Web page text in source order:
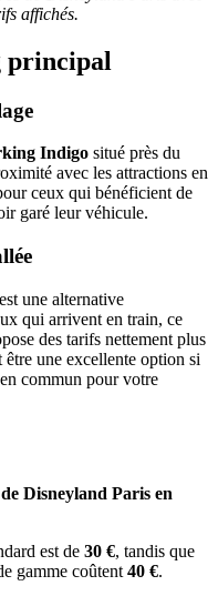
affichés.
principal
Indigo situé près du
avec les attractions en
ceux qui bénéficient de
garé leur véhicule.
une alternative
qui arrivent en train, ce
des tarifs nettement plus
une excellente option si
commun pour votre
Disneyland Paris en
est de 30 €, tandis que
gamme coûtent 40 €.